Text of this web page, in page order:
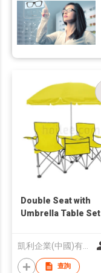
Double Seat with
Umbrella Table Set
查詢